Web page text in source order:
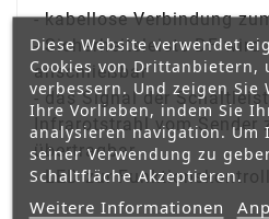
- kabellose Verbindung
- Sicherheitsleiste DF wird
anschließbar
- das Signal der
Infrarotstrahl vom Sender
übertragbar
- LED zur
Diese Website verwendet
Cookies von Drittanbietern,
verbessern. Und zeigen Sie
Ihre Vorlieben, indem Sie
analysieren navigation. Um
seiner Verwendung zu
Schaltfläche Akzeptieren.
Weitere Informationen